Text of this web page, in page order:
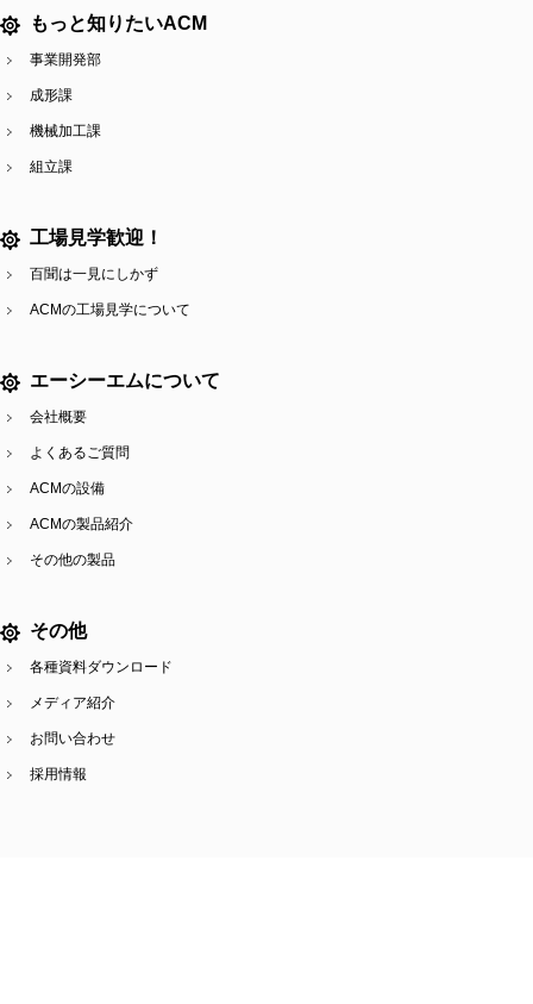
もっと知りたいACM
事業開発部
成形課
機械加工課
組立課
工場見学歓迎！
百聞は一見にしかず
ACMの工場見学について
エーシーエムについて
会社概要
よくあるご質問
ACMの設備
ACMの製品紹介
その他の製品
その他
各種資料ダウンロード
メディア紹介
お問い合わせ
採用情報